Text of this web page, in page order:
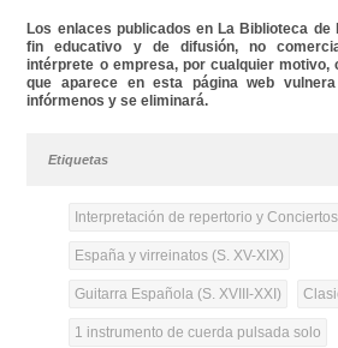
Los enlaces publicados en La Biblioteca de
fin educativo y de difusión, no
intérprete o empresa, por cualquier motivo,
que aparece en esta página web
infórmenos y se eliminará.
Etiquetas
Interpretación de repertorio y Conciertos
España y virreinatos (S. XV-XIX)
Guitarra Española (S. XVIII-XXI)
1 instrumento de cuerda pulsada solo